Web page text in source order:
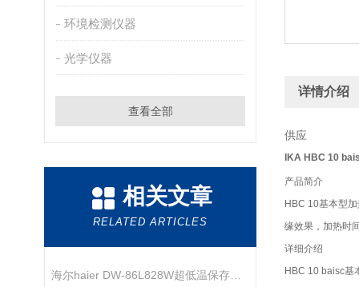
环境检测仪器
光学仪器
查看全部
相关文章
RELATED ARTICLES
详情介绍
供应
IKA HBC 10
产品简介
HBC 10基本型
缘效果，加热时
详细介绍
HBC 10 baisc基